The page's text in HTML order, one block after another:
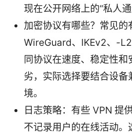
现在公开网络上的“私人通
加密协议有哪些？常见的
WireGuard、IKEv2、-
同协议在速度、稳定性
劣，实际选择要结合设备
境。
日志策略：有些 VPN 提
不记录用户的在线活动。